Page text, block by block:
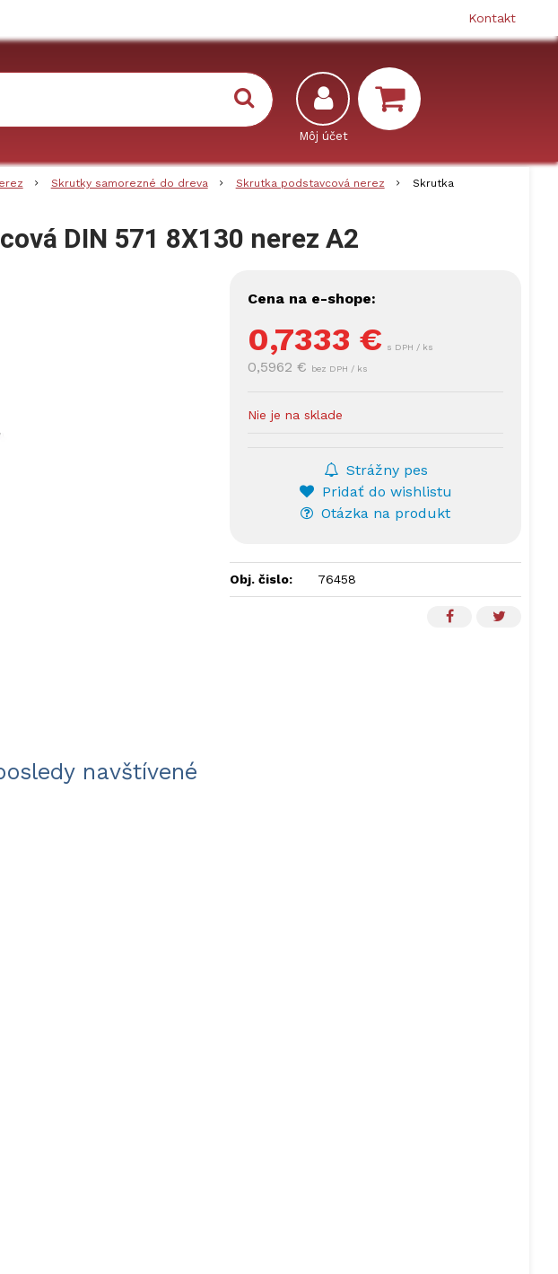
Kontakt
Skrutky samorezné do dreva Skrutka podstavcová nerez
Skrutka
DIN 571 8X130 nerez A2
Cena na e-shope:
0,7333 € s DPH / ks
0,5962 € bez DPH / ks
Nie je na sklade
Strážny pes
Pridať do wishlistu
Otázka na produkt
Obj. čislo: 76458
navštívené